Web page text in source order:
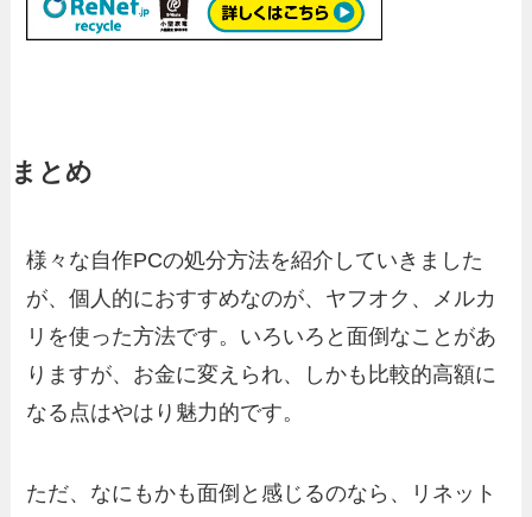
まとめ
様々な自作PCの処分方法を紹介していきました
が、個人的におすすめなのが、ヤフオク、メルカ
リを使った方法です。いろいろと面倒なことがあ
りますが、お金に変えられ、しかも比較的高額に
なる点はやはり魅力的です。
ただ、なにもかも面倒と感じるのなら、リネット